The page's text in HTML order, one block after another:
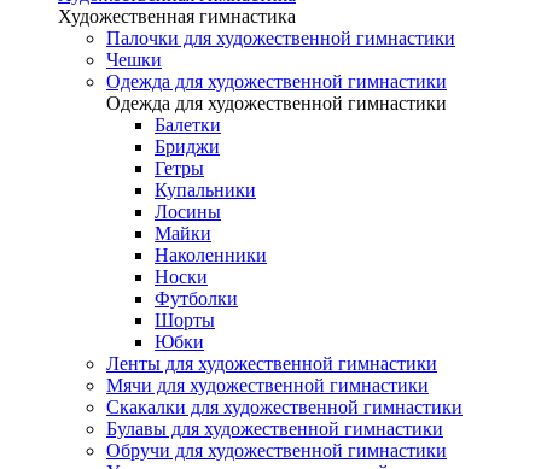
Художественная гимнастика
Палочки для художественной гимнастики
Чешки
Одежда для художественной гимнастики
Одежда для художественной гимнастики
Балетки
Бриджи
Гетры
Купальники
Лосины
Майки
Наколенники
Носки
Футболки
Шорты
Юбки
Ленты для художественной гимнастики
Мячи для художественной гимнастики
Скакалки для художественной гимнастики
Булавы для художественной гимнастики
Обручи для художественной гимнастики